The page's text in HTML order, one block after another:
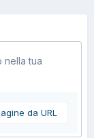
nella tua
da URL